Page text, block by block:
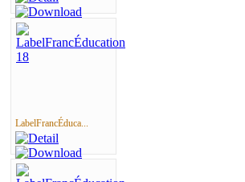
LabelFrancÉduca...